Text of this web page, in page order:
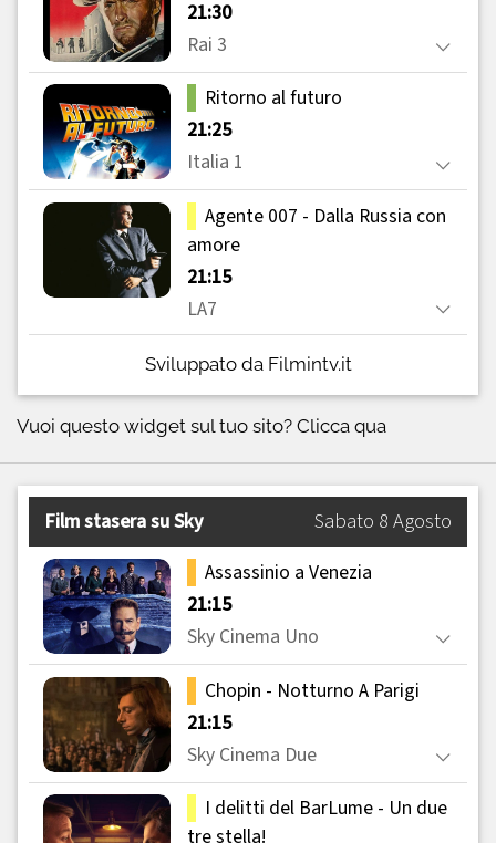
Sviluppato da Filmintv.it
Vuoi questo widget sul tuo sito? Clicca qua